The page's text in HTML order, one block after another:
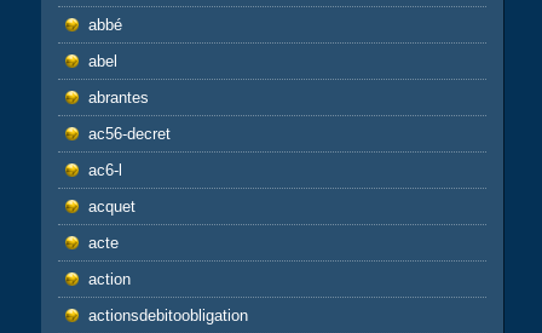
abbé
abel
abrantes
ac56-decret
ac6-l
acquet
acte
action
actionsdebitoobligation